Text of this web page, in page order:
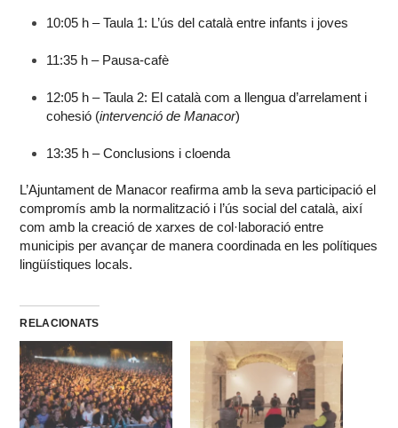
10:05 h – Taula 1: L’ús del català entre infants i joves
11:35 h – Pausa-cafè
12:05 h – Taula 2: El català com a llengua d’arrelament i
cohesió (intervenció de Manacor)
13:35 h – Conclusions i cloenda
L’Ajuntament de Manacor reafirma amb la seva participació el
compromís amb la normalització i l’ús social del català, així
com amb la creació de xarxes de col·laboració entre
municipis per avançar de manera coordinada en les polítiques
lingüístiques locals.
RELACIONATS